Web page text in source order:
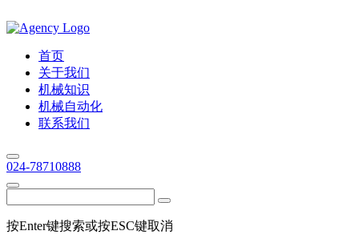
首页
关于我们
机械知识
机械自动化
联系我们
024-78710888
按Enter键搜索或按ESC键取消